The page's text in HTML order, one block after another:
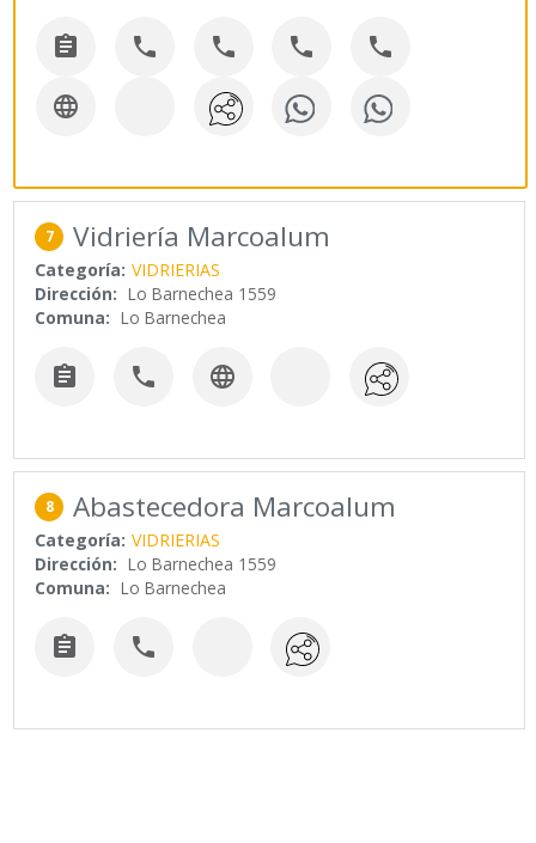
    

7 Vidriería Marcoalum
Categoría: VIDRIERIAS
Dirección: Lo Barnechea 1559
Comuna: Lo Barnechea
  
8 Abastecedora Marcoalum
Categoría: VIDRIERIAS
Dirección: Lo Barnechea 1559
Comuna: Lo Barnechea
 